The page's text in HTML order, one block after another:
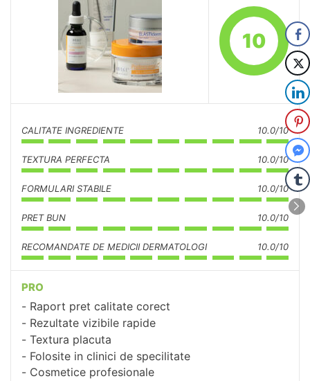
10
CALITATE INGREDIENTE 10.0/10
TEXTURA PERFECTA 10.0/10
FORMULARI STABILE 10.0/10
PRET BUN 10.0/10
RECOMANDATE DE MEDICII DERMATOLOGI 10.0/10
PRO
Raport pret calitate corect
Rezultate vizibile rapide
Textura placuta
Folosite in clinici de specilitate
Cosmetice profesionale